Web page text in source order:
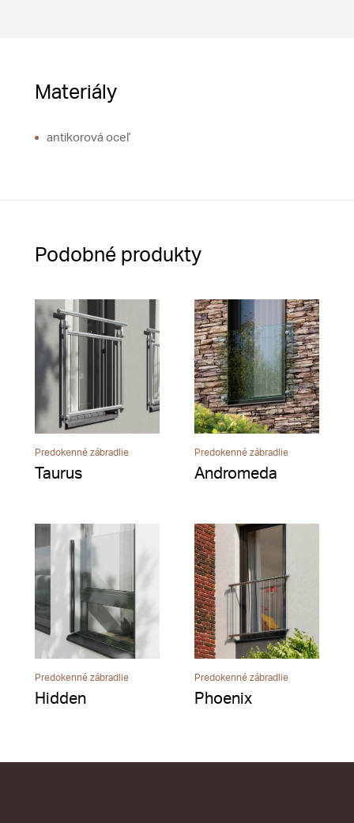
Materiály
antikorová oceľ
Podobné produkty
Predokenné zábradlie
Taurus
Predokenné zábradlie
Andromeda
Predokenné zábradlie
Hidden
Predokenné zábradlie
Phoenix